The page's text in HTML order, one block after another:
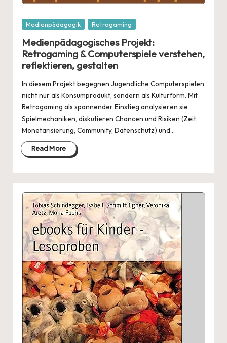
Posted
Medienpädagogik Retrogaming
Medienpädagogisches Projekt:
Retrogaming & Computerspiele verstehen,
reflektieren, gestalten
In diesem Projekt begegnen Jugendliche Computerspielen
nicht nur als Konsumprodukt, sondern als Kulturform. Mit
Retrogaming als spannender Einstieg analysieren sie
Spielmechaniken, diskutieren Chancen und Risiken (Zeit,
Monetarisierung, Community, Datenschutz) und…
Read More